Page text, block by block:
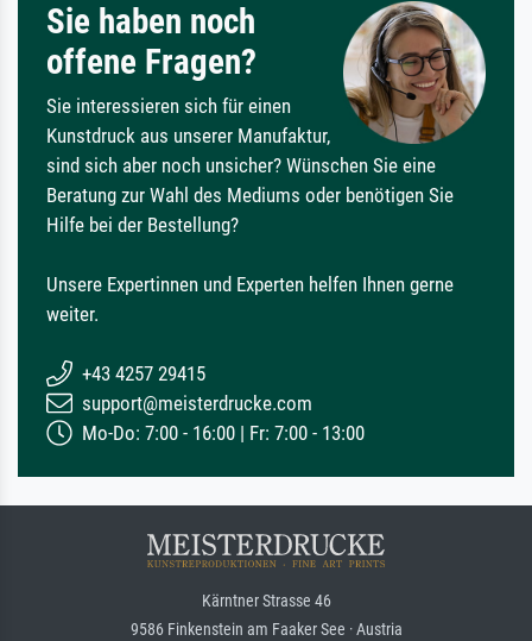
Sie haben noch
offene Fragen?
Sie interessieren sich für einen
Kunstdruck aus unserer Manufaktur,
sind sich aber noch unsicher? Wünschen Sie eine
Beratung zur Wahl des Mediums oder benötigen Sie
Hilfe bei der Bestellung?
Unsere Expertinnen und Experten helfen Ihnen gerne
weiter.
+43 4257 29415
support@meisterdrucke.com
Mo-Do: 7:00 - 16:00 | Fr: 7:00 - 13:00
Kärntner Strasse 46
9586 Finkenstein am Faaker See · Austria